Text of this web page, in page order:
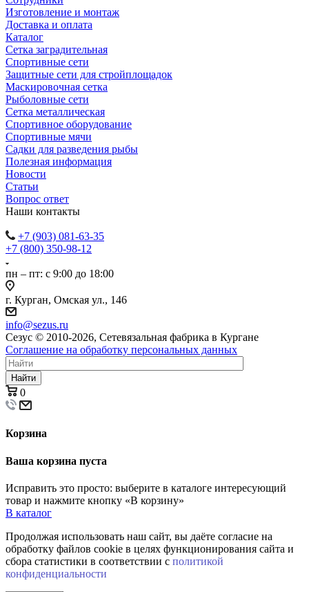
Изготовление и монтаж
Доставка и оплата
Каталог
Сетка заградительная
Спортивные сети
Защитные сети для стройплощадок
Маскировочная сетка
Рыболовные сети
Сетка металлическая
Спортивное оборудование
Спортивные мячи
Садки для разведения рыбы
Полезная информация
Новости
Статьи
Вопрос ответ
Наши контакты
+7 (903) 081-63-35
+7 (800) 350-98-12
пн – пт: с 9:00 до 18:00
г. Курган, Омская ул., 146
info@sezus.ru
Сезус © 2010-2026, Сетевязальная фабрика в Кургане
Соглашение на обработку персональных данных
Найти
0
Корзина
Ваша корзина пуста
Исправить это просто: выберите в каталоге интересующий
товар и нажмите кнопку «В корзину»
В каталог
Продолжая использовать наш сайт, вы даёте согласие на
обработку файлов cookie в целях функционирования сайта и
сбора статистики в соответствии с политикой
конфиденциальности